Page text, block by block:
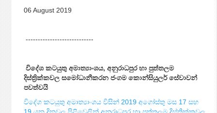
06 August 2019
----------------------------
විදේශ කටයුතු අමාත්‍යාංශය, අනුරාධපුර හා පුත්තලම
දිස්ත්‍රික්කවල සමෝධානීකරන ජංගම කොන්සියුලර් සේවාවන්
පවත්වයි
විදේශ කටයුතු අමාත්‍යාංශය විසින් 2019 අගෝස්තු මස 17 සහ